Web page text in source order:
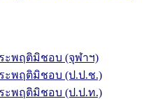
ะพฤติมิชอบ (จุฬาฯ)
ะพฤติมิชอบ (ป.ป.ช.)
ะพฤติมิชอบ (ป.ป.ท.)